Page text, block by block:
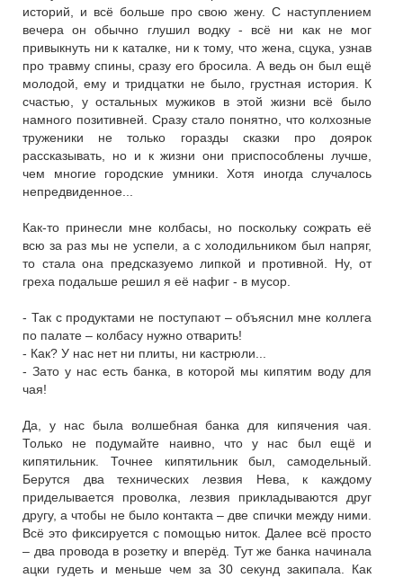
историй, и всё больше про свою жену. С наступлением
вечера он обычно глушил водку - всё ни как не мог
привыкнуть ни к каталке, ни к тому, что жена, сцука, узнав
про травму спины, сразу его бросила. А ведь он был ещё
молодой, ему и тридцатки не было, грустная история. К
счастью, у остальных мужиков в этой жизни всё было
намного позитивней. Сразу стало понятно, что колхозные
труженики не только горазды сказки про доярок
рассказывать, но и к жизни они приспособлены лучше,
чем многие городские умники. Хотя иногда случалось
непредвиденное...
Как-то принесли мне колбасы, но поскольку сожрать её
всю за раз мы не успели, а с холодильником был напряг,
то стала она предсказуемо липкой и противной. Ну, от
греха подальше решил я её нафиг - в мусор.
- Так с продуктами не поступают – объяснил мне коллега
по палате – колбасу нужно отварить!
- Как? У нас нет ни плиты, ни кастрюли...
- Зато у нас есть банка, в которой мы кипятим воду для
чая!
Да, у нас была волшебная банка для кипячения чая.
Только не подумайте наивно, что у нас был ещё и
кипятильник. Точнее кипятильник был, самодельный.
Берутся два технических лезвия Нева, к каждому
приделывается проволка, лезвия прикладываются друг
другу, а чтобы не было контакта – две спички между ними.
Всё это фиксируется с помощью ниток. Далее всё просто
– два провода в розетку и вперёд. Тут же банка начинала
ацки гудеть и меньше чем за 30 секунд закипала. Как